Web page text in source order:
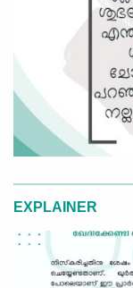
EXPLAINER